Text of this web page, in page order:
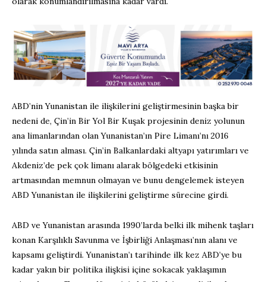
ABD’nin Yunanistan ile ilişkilerini geliştirmesinin başka bir
nedeni de, Çin’in Bir Yol Bir Kuşak projesinin deniz yolunun
ana limanlarından olan Yunanistan’ın Pire Limanı’nı 2016
yılında satın alması. Çin’in Balkanlardaki altyapı yatırımları ve
Akdeniz’de pek çok limanı alarak bölgedeki etkisinin
artmasından memnun olmayan ve bunu dengelemek isteyen
ABD Yunanistan ile ilişkilerini geliştirme sürecine girdi.
ABD ve Yunanistan arasında 1990’larda belki ilk mihenk taşları
konan Karşılıklı Savunma ve İşbirliği Anlaşması’nın alanı ve
kapsamı geliştirdi. Yunanistan’ı tarihinde ilk kez ABD’ye bu
kadar yakın bir politika ilişkisi içine sokacak yaklaşımın